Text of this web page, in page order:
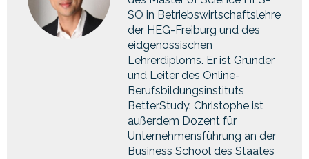
SO in Betriebswirtschaftslehre
der HEG-Freiburg und des
eidgenössischen
Lehrerdiploms. Er ist Gründer
und Leiter des Online-
Berufsbildungsinstituts
BetterStudy. Christophe ist
außerdem Dozent für
Unternehmensführung an der
Business School des Staates